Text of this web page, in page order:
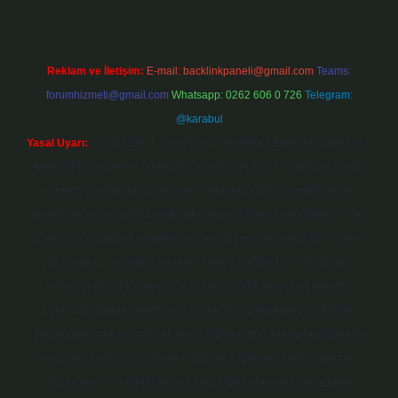
Reklam ve İletişim: E-mail: backlinkpaneli@gmail.com Teams:
forumhizmeti@gmail.com Whatsapp: 0262 606 0 726 Telegram:
@karabul
Yasal Uyarı: